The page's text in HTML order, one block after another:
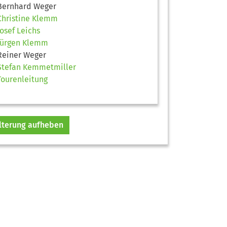
Weger
Klemm
Leichs
Klemm
Weger
Kemmetmiller
aufheben